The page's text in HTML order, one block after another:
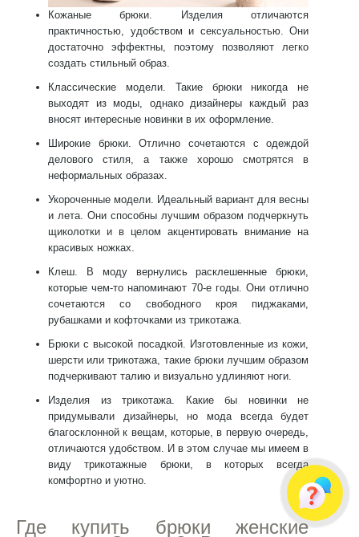
Кожаные брюки.
Изделия отличаются
практичностью, удобством и сексуальностью. Они
достаточно эффектны, поэтому позволяют легко
создать стильный образ.
Классические модели. Такие брюки никогда не
выходят из моды, однако дизайнеры каждый раз
вносят интересные новинки в их оформление.
Широкие брюки. Отлично сочетаются с одеждой
делового стиля, а также хорошо смотрятся в
неформальных образах.
Укороченные модели. Идеальный вариант для весны
и лета. Они способны лучшим образом подчеркнуть
щиколотки и в целом акцентировать внимание на
красивых ножках.
Клеш. В моду вернулись расклешенные брюки,
которые чем-то напоминают 70-е годы. Они отлично
сочетаются со свободного кроя пиджаками,
рубашками и кофточками из трикотажа.
Брюки с высокой посадкой. Изготовленные из кожи,
шерсти или трикотажа, такие брюки лучшим образом
подчеркивают талию и визуально удлиняют ноги.
Изделия из трикотажа. Какие бы новинки не
придумывали дизайнеры, но мода всегда будет
благосклонной к вещам, которые, в первую очередь,
отличаются удобством. И в этом случае мы имеем в
виду трикотажные брюки, в которых всегда
комфортно и уютно.
Где купить брюки женские